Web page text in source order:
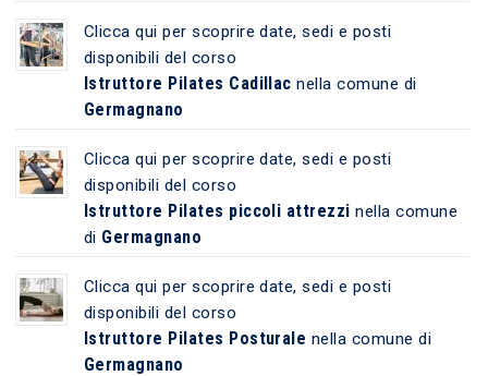
Clicca qui per scoprire date, sedi e posti
disponibili del corso
Istruttore Pilates Cadillac nella comune di
Germagnano
Clicca qui per scoprire date, sedi e posti
disponibili del corso
Istruttore Pilates piccoli attrezzi nella comune
di Germagnano
Clicca qui per scoprire date, sedi e posti
disponibili del corso
Istruttore Pilates Posturale nella comune di
Germagnano